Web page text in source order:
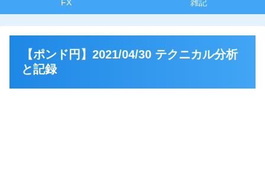
FX 雑記
【ポンド円】2021/04/30 テクニカル分析
と記録